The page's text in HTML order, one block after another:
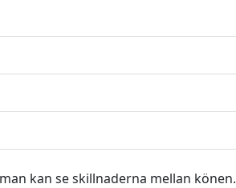
kan se skillnaderna mellan könen.